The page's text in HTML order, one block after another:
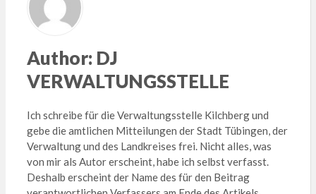
Author: DJ
VERWALTUNGSSTELLE
Ich schreibe für die Verwaltungsstelle Kilchberg und
gebe die amtlichen Mitteilungen der Stadt Tübingen, der
Verwaltung und des Landkreises frei. Nicht alles, was
von mir als Autor erscheint, habe ich selbst verfasst.
Deshalb erscheint der Name des für den Beitrag